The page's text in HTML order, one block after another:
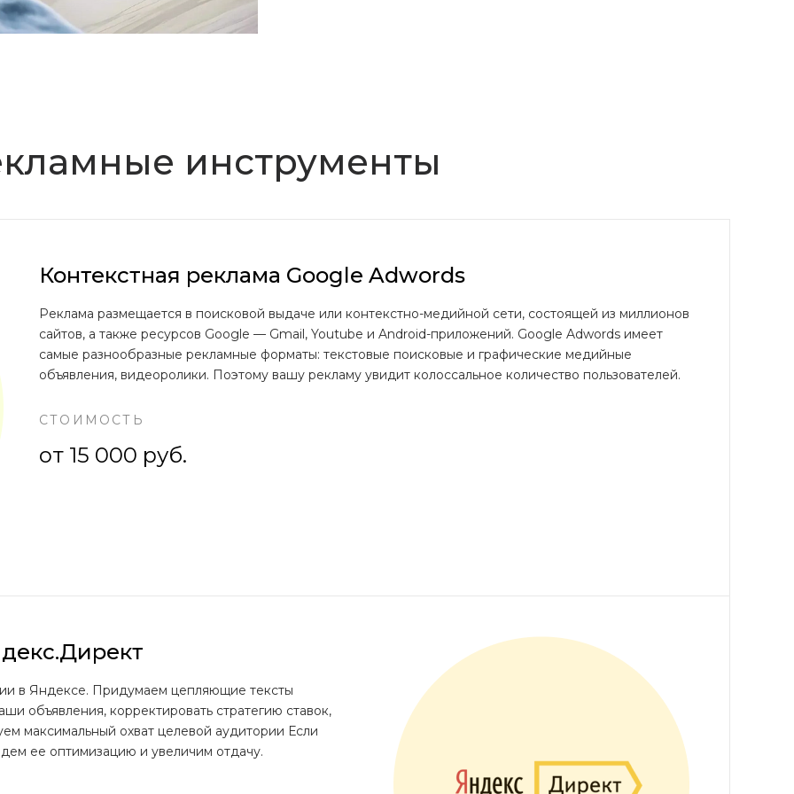
инструменты
Контекстная реклама Google Adwords
Реклама размещается в поисковой выдаче или контекстно-медийной сети, состоящей из миллионов
сайтов, а также ресурсов Google — Gmail, Youtube и Android-приложений. Google Adwords имеет
самые разнообразные рекламные форматы: текстовые поисковые и графические медийные
объявления, видеоролики. Поэтому вашу рекламу увидит колоссальное количество пользователей.
СТОИМОСТЬ
от 15 000 руб.
в Яндексе. Придумаем цепляющие тексты
объявления, корректировать стратегию ставок,
максимальный охват целевой аудитории Если
ее оптимизацию и увеличим отдачу.